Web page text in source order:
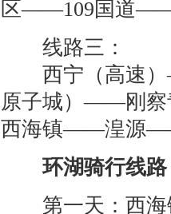
区——109国道
线路三：
西宁（高速）
原子城）——刚
西海镇——湟源
环湖骑行线路
第一天：西海